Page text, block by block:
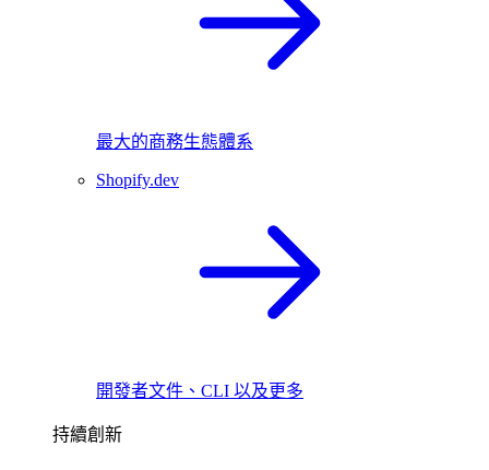
最大的商務生態體系
Shopify.dev
開發者文件、CLI 以及更多
持續創新